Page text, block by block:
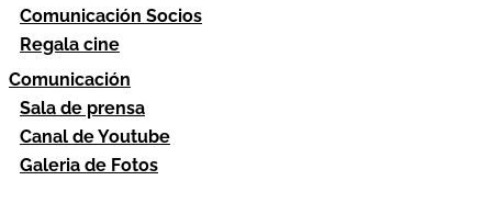
Comunicación Socios
Regala cine
Comunicación
Sala de prensa
Canal de Youtube
Galeria de Fotos